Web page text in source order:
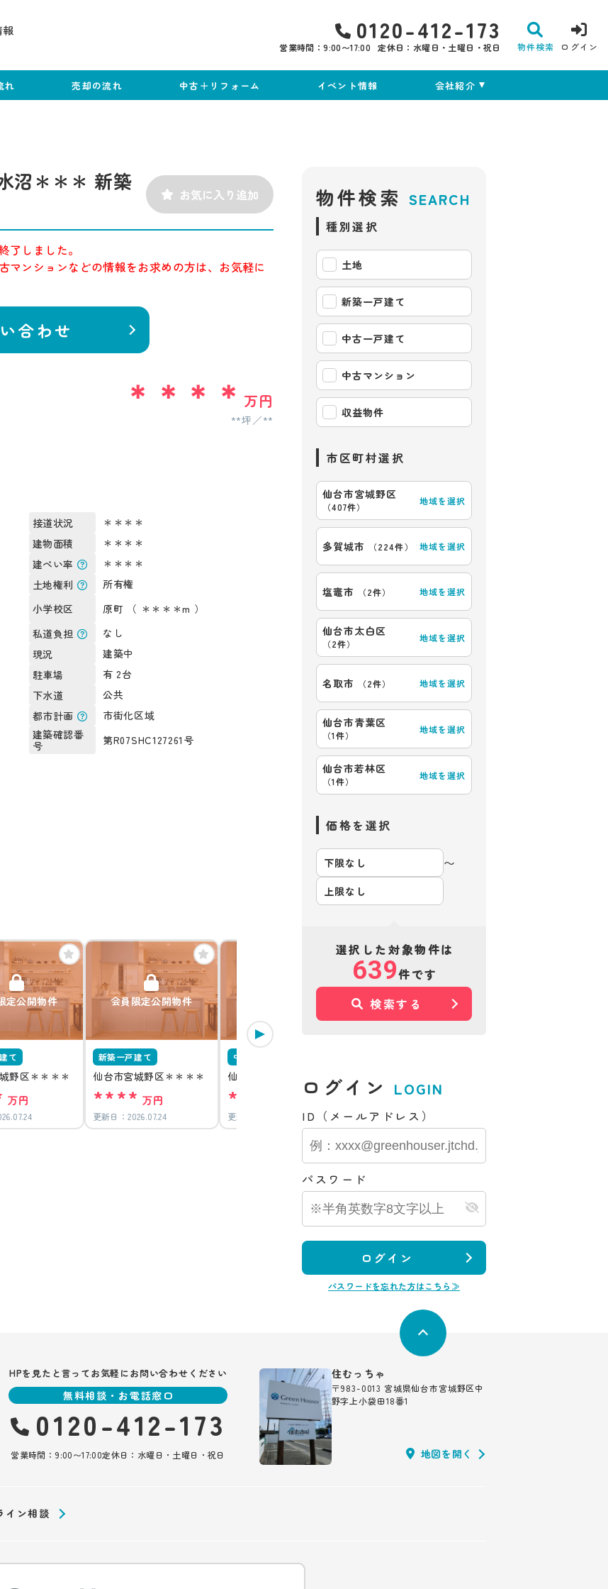
0120-412-173
営業時間：9:00〜17:00 定休日：水曜日・土曜日・祝日 物件検索 ログイン
れ 売却の流れ 中古＋リフォーム イベント情報 会社紹介
沼＊＊＊ 新築
お気に入り追加
しました。
マンションなどの情報をお求めの方は、お気軽に
合わせ
＊＊＊＊ 万円
**坪 **
接道状況
＊＊＊＊
建物面積
＊＊＊＊
建ぺい率
＊＊＊＊
土地権利
所有権
小学校区
原町 （ ＊＊＊＊m ）
私道負担
なし
現況
建築中
駐車場
有 2台
下水道
公共
都市計画
市街化区域
建築確認番
号
第R07SHC127261号
定公開物件
て
野区＊＊＊＊
万円
会員限定公開物件
新築一戸建て
仙台市宮城野区＊＊＊＊
**** 万円
更新日：2026.07.24
中古一戸建て
仙台市宮城野区＊＊＊＊
****
更新日：
会員限定公開物件
****万円
更新日：2026.08.04
物件検索 SEARCH
種別選択
土地
新築一戸建て
中古一戸建て
中古マンション
収益物件
市区町村選択
仙台市宮城野区
（407件）
地域を選択
多賀城市 （224件） 地域を選択
塩竈市 （2件） 地域を選択
仙台市太白区
（2件）
地域を選択
名取市 （2件） 地域を選択
仙台市青葉区
（1件）
地域を選択
仙台市若林区
（1件）
地域を選択
価格を選択
〜
選択した対象物件は
639件です
検索する
ログイン LOGIN
ID（メールアドレス）
パスワード
ログイン
パスワードを忘れた方はこちら≫
HPを見たと言ってお気軽にお問い合わせください
無料相談・お電話窓口
0120-412-173
営業時間：9:00〜17:00定休日：水曜日・土曜日・祝日
住むっちゃ
〒983-0013 宮城県仙台市宮城野区中
野字上小袋田18番1
地図を開く
イン相談